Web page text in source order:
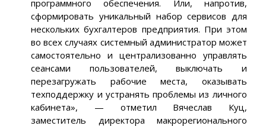
программного обеспечения. Или, напротив,
сформировать уникальный набор сервисов для
нескольких бухгалтеров предприятия. При этом
во всех случаях системный администратор может
самостоятельно и централизованно управлять
сеансами пользователей, выключать и
перезагружать рабочие места, оказывать
техподдержку и устранять проблемы из личного
кабинета», — отметил Вячеслав Куц,
заместитель директора макрорегионального